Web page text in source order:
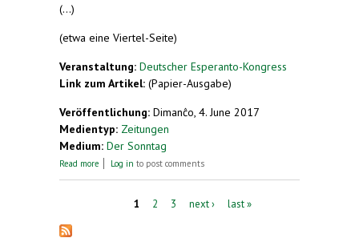
(...)
(etwa eine Viertel-Seite)
Veranstaltung: Deutscher Esperanto-Kongress
Link zum Artikel: (Papier-Ausgabe)
Veröffentlichung: Dimanĉo, 4. June 2017
Medientyp: Zeitungen
Medium: Der Sonntag
Read more about Treffen in der Mitte
Log in to post comments
1 2 3 next › last »